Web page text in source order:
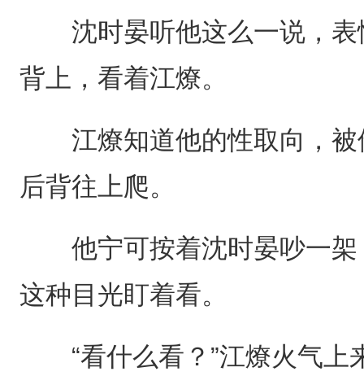
沈时晏听他这么一说，表
背上，看着江燎。
江燎知道他的性取向，被
后背往上爬。
他宁可按着沈时晏吵一架
这种目光盯着看。
“看什么看？”江燎火气上